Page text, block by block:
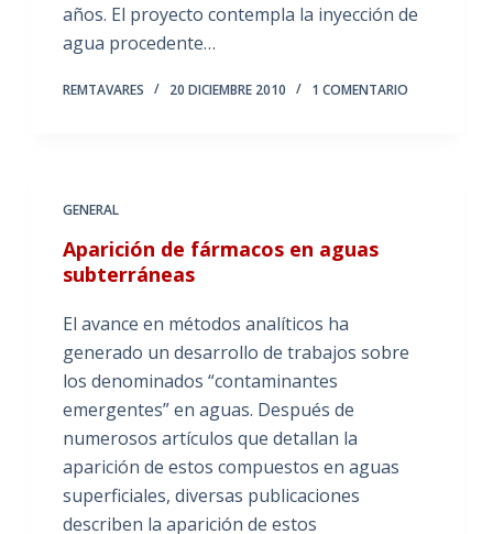
años. El proyecto contempla la inyección de
agua procedente…
REMTAVARES 20 DICIEMBRE 2010 1 COMENTARIO
GENERAL
Aparición de fármacos en aguas
subterráneas
El avance en métodos analíticos ha
generado un desarrollo de trabajos sobre
los denominados “contaminantes
emergentes” en aguas. Después de
numerosos artículos que detallan la
aparición de estos compuestos en aguas
superficiales, diversas publicaciones
describen la aparición de estos